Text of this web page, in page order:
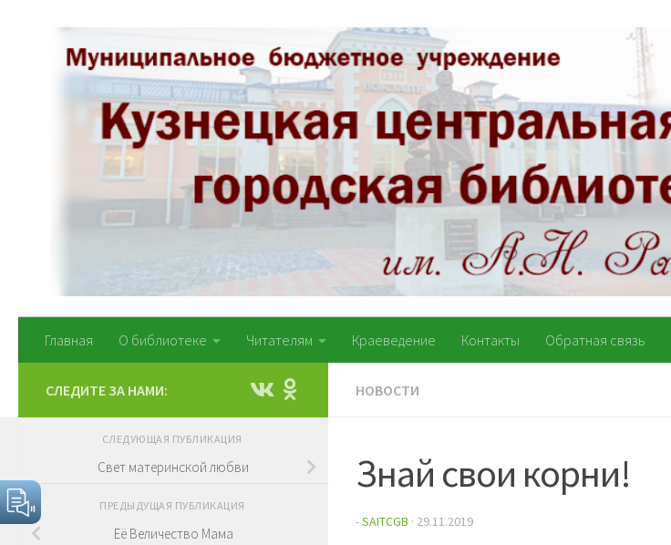
Перейти к содержимому
Главная О библиотеке Читателям Краеведение Контакты Обратная связь
НОВОСТИ
Знай свои корни!
-SAITCGB · 29.11.2019
СЛЕДИТЕ ЗА НАМИ:
СЛЕДУЮЩАЯ ПУБЛИКАЦИЯ
Свет материнской любви
ПРЕДЫДУЩАЯ ПУБЛИКАЦИЯ
Её Величество Мама